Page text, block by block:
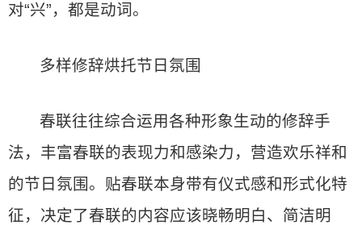
对“兴”，都是动词。
多样修辞烘托节日氛围
春联往往综合运用各种形象生动的修辞手
法，丰富春联的表现力和感染力，营造欢乐祥和
的节日氛围。贴春联本身带有仪式感和形式化特
征，决定了春联的内容应该晓畅明白、简洁明